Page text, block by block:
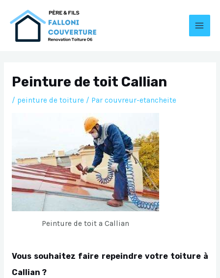
Peinture de toit Callian
/ peinture de toiture/ Par couvreur-etancheite
Peinture de toit a Callian
Vous souhaitez faire repeindre votre toiture à
Callian ?